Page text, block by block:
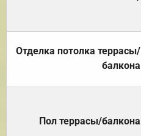
Отделка потолка террасы/
балкона
Пол террасы/балкона